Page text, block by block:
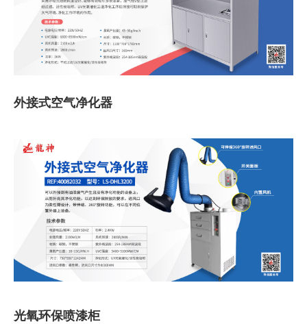
外接式空气净化器
光氧环保喷漆柜